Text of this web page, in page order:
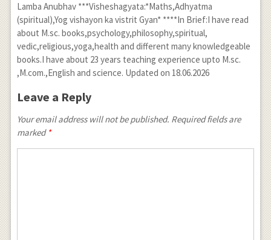
Lamba Anubhav ***Visheshagyata:*Maths,Adhyatma
(spiritual),Yog vishayon ka vistrit Gyan* ****In Brief:I have read
about M.sc. books,psychology,philosophy,spiritual,
vedic,religious,yoga,health and different many knowledgeable
books.I have about 23 years teaching experience upto M.sc.
,M.com.,English and science. Updated on 18.06.2026
Leave a Reply
Your email address will not be published. Required fields are
marked *